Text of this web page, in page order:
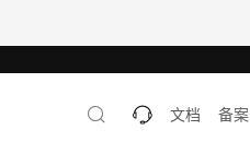
文档 备案